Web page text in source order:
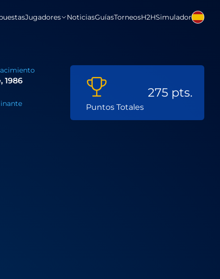
Jugadores NoticiasGuíasTorneosH2HSimulador
1986
Puntos Totales
275 pts.